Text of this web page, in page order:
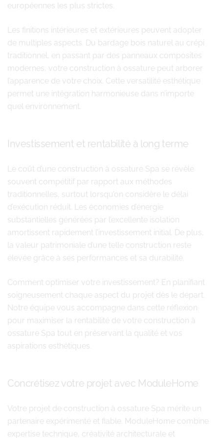
européennes les plus strictes.
Les finitions intérieures et extérieures peuvent adopter
de multiples aspects. Du bardage bois naturel au crépi
traditionnel, en passant par des panneaux composites
modernes, votre construction à ossature peut arborer
l’apparence de votre choix. Cette versatilité esthétique
permet une intégration harmonieuse dans n’importe
quel environnement.
Investissement et rentabilité à long terme
Le coût d’une construction à ossature Spa se révèle
souvent compétitif par rapport aux méthodes
traditionnelles, surtout lorsqu’on considère le délai
d’exécution réduit. Les économies d’énergie
substantielles générées par l’excellente isolation
amortissent rapidement l’investissement initial. De plus,
la valeur patrimoniale d’une telle construction reste
élevée grâce à ses performances et sa durabilité.
Comment optimiser votre investissement? En planifiant
soigneusement chaque aspect du projet dès le départ.
Notre équipe vous accompagne dans cette réflexion
pour maximiser la rentabilité de votre construction à
ossature Spa tout en préservant la qualité et vos
aspirations esthétiques.
Concrétisez votre projet avec ModuleHome
Votre projet de construction à ossature Spa mérite un
partenaire expérimenté et fiable. ModuleHome combine
expertise technique, créativité architecturale et